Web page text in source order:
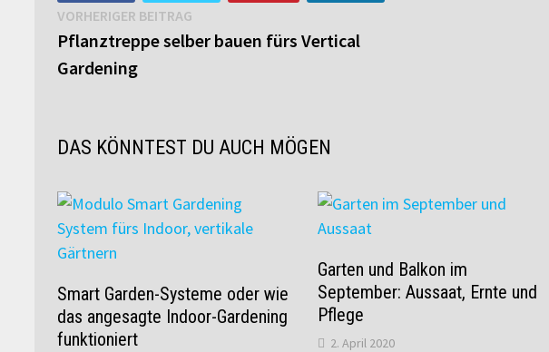
Beitragsnavigation
VORHERIGER BEITRAG
Beitrag:
Pflanztreppe selber bauen fürs Vertical
Gardening
DAS KÖNNTEST DU AUCH MÖGEN
Smart Garden-Systeme oder wie
das angesagte Indoor-Gardening
funktioniert
Garten und Balkon im
September: Aussaat, Ernte und
Pflege
2. April 2020